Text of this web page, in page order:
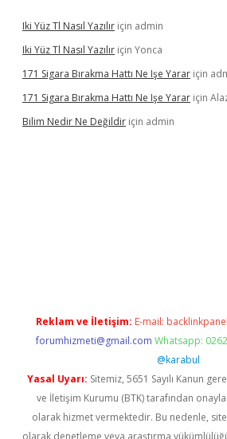
Iki Yüz Tl Nasıl Yazılır için admin
Iki Yüz Tl Nasıl Yazılır için Yonca
171 Sigara Bırakma Hattı Ne Işe Yarar için
171 Sigara Bırakma Hattı Ne Işe Yarar için
Bilim Nedir Ne Değildir için admin
Reklam ve İletişim: E-mail:
forumhizmeti@gmail.com Whatsapp:
@karabul
Yasal Uyarı: Sitemiz, 5651 Sayılı Kanun
ve İletişim Kurumu (BTK) tarafından
olarak hizmet vermektedir. Bu nedenle,
olarak denetleme veya araştırma